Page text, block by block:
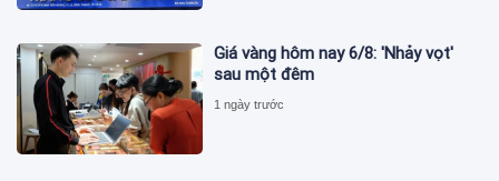
Giá vàng hôm nay 6/8: 'Nhảy vọt'
sau một đêm
1 ngày trước